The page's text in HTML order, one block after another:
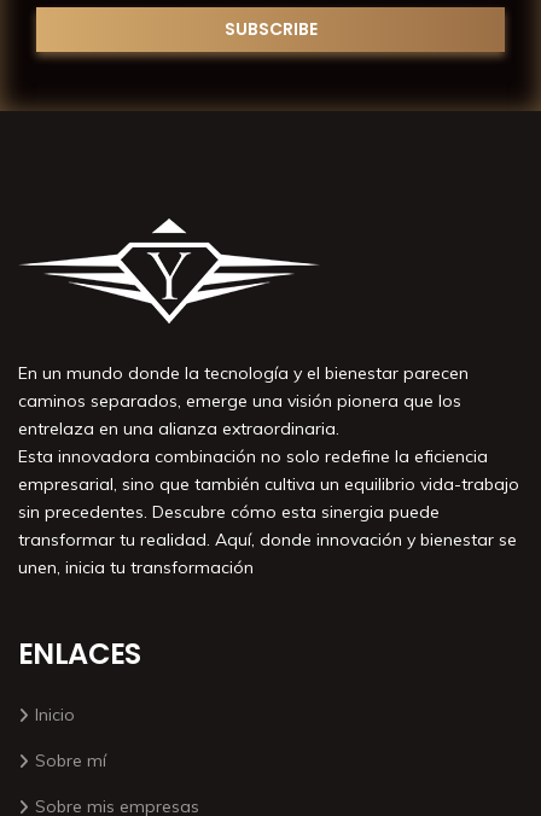
En un mundo donde la tecnología y el bienestar parecen
caminos separados, emerge una visión pionera que los
entrelaza en una alianza extraordinaria.
Esta innovadora combinación no solo redefine la eficiencia
empresarial, sino que también cultiva un equilibrio vida-trabajo
sin precedentes. Descubre cómo esta sinergia puede
transformar tu realidad. Aquí, donde innovación y bienestar se
unen, inicia tu transformación
ENLACES
Inicio
Sobre mí
Sobre mis empresas